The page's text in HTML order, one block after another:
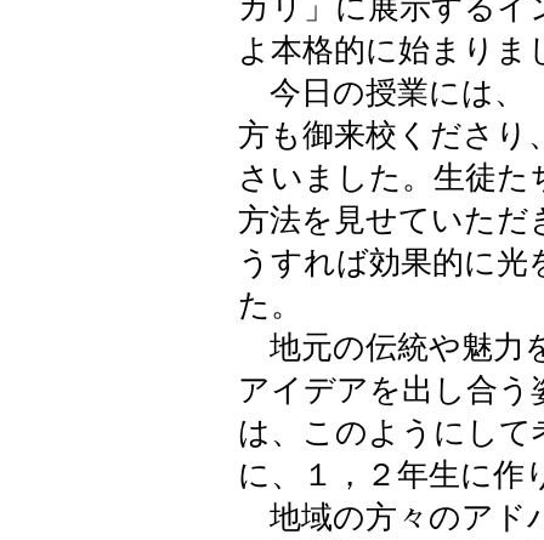
カリ」に展示する
よ本格的に始まりま
今日の授業には、
方も御来校くださり
さいました。生徒た
方法を見せていただ
うすれば効果的に
た。
地元の伝統や魅力
アイデアを出し合う
は、このようにし
に、１，２年生に作
地域の方々のアド